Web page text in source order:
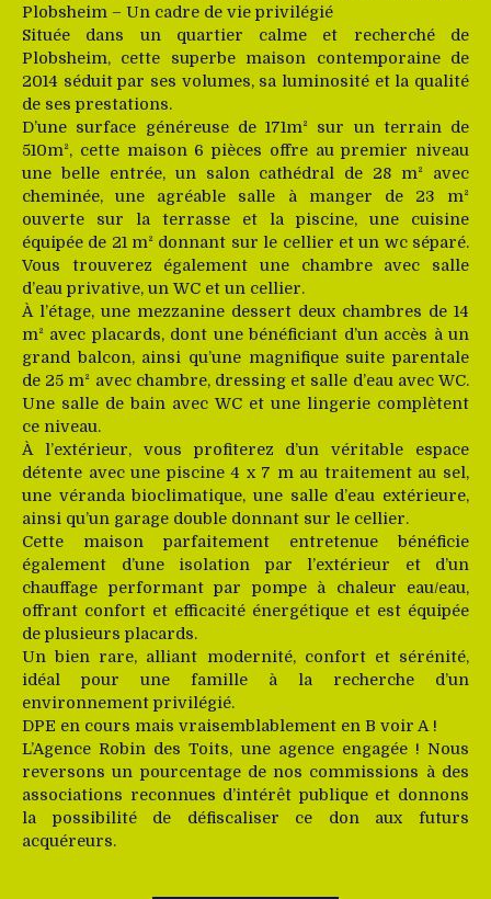
Plobsheim – Un cadre de vie privilégié
Située dans un quartier calme et recherché de
Plobsheim, cette superbe maison contemporaine de
2014 séduit par ses volumes, sa luminosité et la qualité
de ses prestations.
D’une surface généreuse de 171m² sur un terrain de
510m², cette maison 6 pièces offre au premier niveau
une belle entrée, un salon cathédral de 28 m² avec
cheminée, une agréable salle à manger de 23 m²
ouverte sur la terrasse et la piscine, une cuisine
équipée de 21 m² donnant sur le cellier et un wc séparé.
Vous trouverez également une chambre avec salle
d’eau privative, un WC et un cellier.
À l’étage, une mezzanine dessert deux chambres de 14
m² avec placards, dont une bénéficiant d’un accès à un
grand balcon, ainsi qu’une magnifique suite parentale
de 25 m² avec chambre, dressing et salle d’eau avec WC.
Une salle de bain avec WC et une lingerie complètent
ce niveau.
À l’extérieur, vous profiterez d’un véritable espace
détente avec une piscine 4 x 7 m au traitement au sel,
une véranda bioclimatique, une salle d’eau extérieure,
ainsi qu’un garage double donnant sur le cellier.
Cette maison parfaitement entretenue bénéficie
également d’une isolation par l’extérieur et d’un
chauffage performant par pompe à chaleur eau/eau,
offrant confort et efficacité énergétique et est équipée
de plusieurs placards.
Un bien rare, alliant modernité, confort et sérénité,
idéal pour une famille à la recherche d’un
environnement privilégié.
DPE en cours mais vraisemblablement en B voir A !
L’Agence Robin des Toits, une agence engagée ! Nous
reversons un pourcentage de nos commissions à des
associations reconnues d’intérêt publique et donnons
la possibilité de défiscaliser ce don aux futurs
acquéreurs.